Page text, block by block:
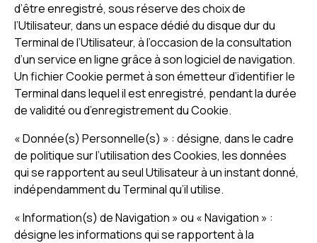
d’être enregistré, sous réserve des choix de
l’Utilisateur, dans un espace dédié du disque dur du
Terminal de l’Utilisateur, à l’occasion de la consultation
d’un service en ligne grâce à son logiciel de navigation.
Un fichier Cookie permet à son émetteur d’identifier le
Terminal dans lequel il est enregistré, pendant la durée
de validité ou d’enregistrement du Cookie.
« Donnée(s) Personnelle(s) » : désigne, dans le cadre
de politique sur l’utilisation des Cookies, les données
qui se rapportent au seul Utilisateur à un instant donné,
indépendamment du Terminal qu’il utilise.
« Information(s) de Navigation » ou « Navigation » :
désigne les informations qui se rapportent à la